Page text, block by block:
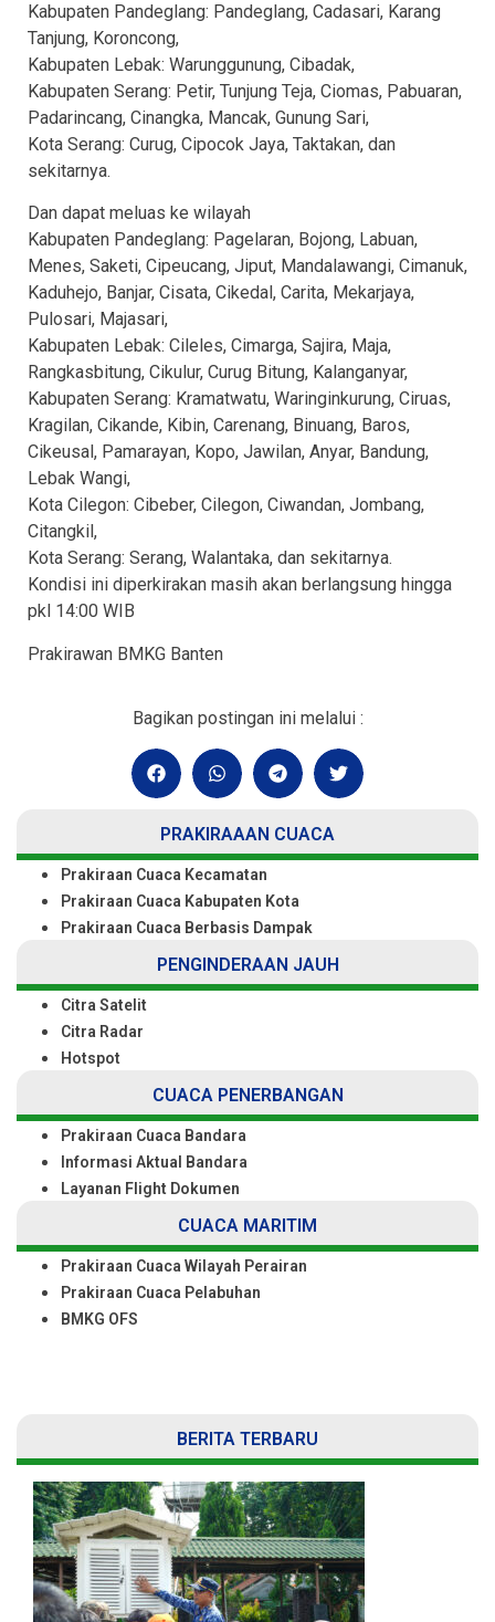
Kabupaten Pandeglang: Pandeglang, Cadasari, Karang
Tanjung, Koroncong,
Kabupaten Lebak: Warunggunung, Cibadak,
Kabupaten Serang: Petir, Tunjung Teja, Ciomas, Pabuaran,
Padarincang, Cinangka, Mancak, Gunung Sari,
Kota Serang: Curug, Cipocok Jaya, Taktakan, dan
sekitarnya.
Dan dapat meluas ke wilayah
Kabupaten Pandeglang: Pagelaran, Bojong, Labuan,
Menes, Saketi, Cipeucang, Jiput, Mandalawangi, Cimanuk,
Kaduhejo, Banjar, Cisata, Cikedal, Carita, Mekarjaya,
Pulosari, Majasari,
Kabupaten Lebak: Cileles, Cimarga, Sajira, Maja,
Rangkasbitung, Cikulur, Curug Bitung, Kalanganyar,
Kabupaten Serang: Kramatwatu, Waringinkurung, Ciruas,
Kragilan, Cikande, Kibin, Carenang, Binuang, Baros,
Cikeusal, Pamarayan, Kopo, Jawilan, Anyar, Bandung,
Lebak Wangi,
Kota Cilegon: Cibeber, Cilegon, Ciwandan, Jombang,
Citangkil,
Kota Serang: Serang, Walantaka, dan sekitarnya.
Kondisi ini diperkirakan masih akan berlangsung hingga
pkl 14:00 WIB
Prakirawan BMKG Banten
Bagikan postingan ini melalui :
PRAKIRAAAN CUACA
Prakiraan Cuaca Kecamatan
Prakiraan Cuaca Kabupaten Kota
Prakiraan Cuaca Berbasis Dampak
PENGINDERAAN JAUH
Citra Satelit
Citra Radar
Hotspot
CUACA PENERBANGAN
Prakiraan Cuaca Bandara
Informasi Aktual Bandara
Layanan Flight Dokumen
CUACA MARITIM
Prakiraan Cuaca Wilayah Perairan
Prakiraan Cuaca Pelabuhan
BMKG OFS
BERITA TERBARU